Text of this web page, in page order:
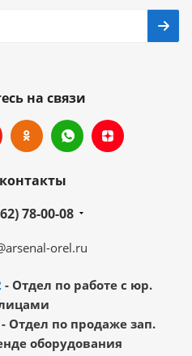
на связи
78-00-08
orel.ru
- Отдел по работе с юр.
- Отдел по продаже зап.
оборудования